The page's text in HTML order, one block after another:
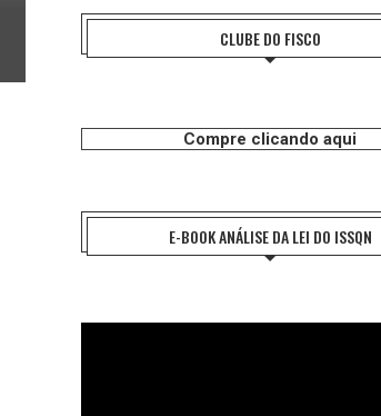
CLUBE DO FISCO
Compre clicando aqui
E-BOOK ANÁLISE DA LEI DO ISSQN